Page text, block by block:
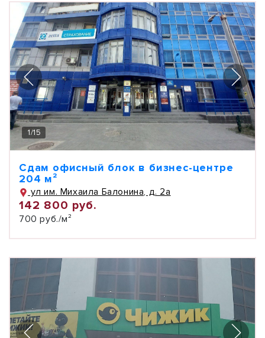
1/15
Сдам офисный блок в бизнес-центре
204 м²
ул им. Михаила Балонина, д. 2а
142 800 руб.
700 руб./м²